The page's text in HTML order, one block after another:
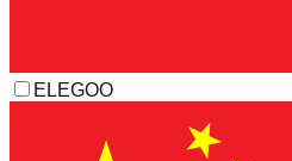
ELEGOO